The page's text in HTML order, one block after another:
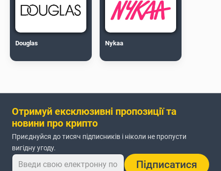
Douglas Nykaa
Отримуй ексклюзивні пропозиції та
новини про крипто
Приєднуйся до тисяч підписників і ніколи не пропусти
вигідну угоду.
Підписатися